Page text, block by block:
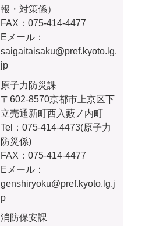
報・対策係）
FAX：075-414-4477
Eメール：
saigaitaisaku@pref.kyoto.lg.
jp
原子力防災課
〒602-8570京都市上京区下
立売通新町西入藪ノ内町
Tel：075-414-4473(原子力
防災係)
FAX：075-414-4477
Eメール：
genshiryoku@pref.kyoto.lg.j
p
消防保安課